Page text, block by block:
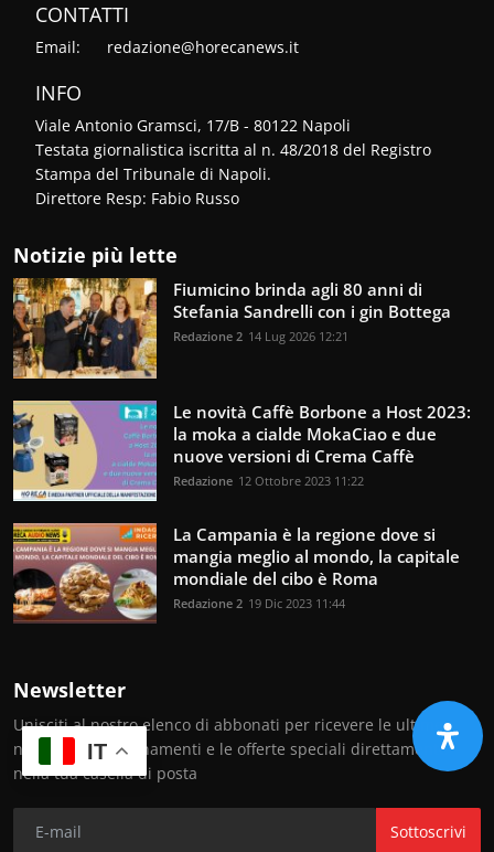
CONTATTI
Email: redazione@horecanews.it
INFO
Viale Antonio Gramsci, 17/B - 80122 Napoli
Testata giornalistica iscritta al n. 48/2018 del Registro
Stampa del Tribunale di Napoli.
Direttore Resp: Fabio Russo
Notizie più lette
Fiumicino brinda agli 80 anni di
Stefania Sandrelli con i gin Bottega
Redazione 2 14 Lug 2026 12:21
Le novità Caffè Borbone a Host 2023:
la moka a cialde MokaCiao e due
nuove versioni di Crema Caffè
Redazione 12 Ottobre 2023 11:22
La Campania è la regione dove si
mangia meglio al mondo, la capitale
mondiale del cibo è Roma
Redazione 2 19 Dic 2023 11:44
Newsletter
Unisciti al nostro elenco di abbonati per ricevere le ultime
notizie, gli aggiornamenti e le offerte speciali direttamente
nella tua casella di posta
Sottoscrivi
IT